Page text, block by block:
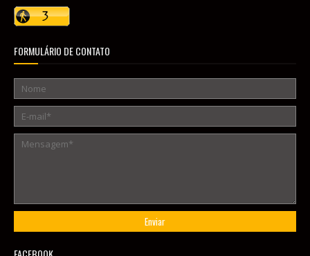
FORMULÁRIO DE CONTATO